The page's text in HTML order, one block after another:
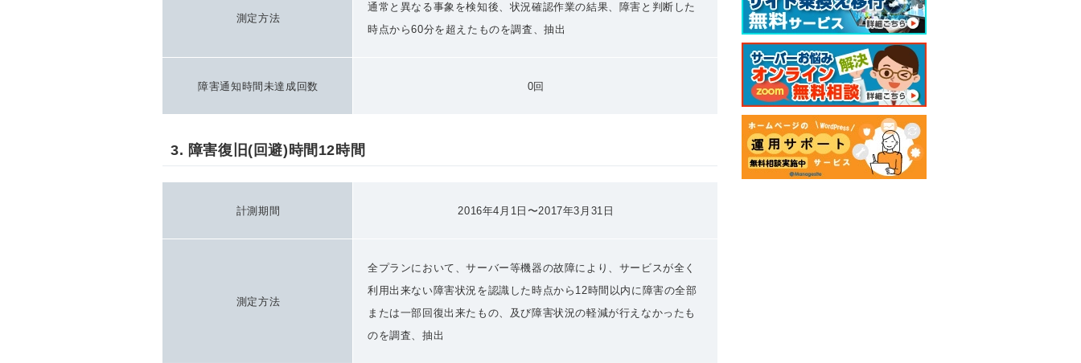
測定方法
通常と異なる事象を検知後、状況確認作業の結果、障害と判断した
時点から60分を超えたものを調査、抽出
障害通知時間 未達成回数 0回
3. 障害復旧(回避)時間12時間
計測期間 2016年4月1日〜2017年3月31日
測定方法
全プランにおいて、サーバー等機器の故障により、サービスが全く
利用出来ない障害状況を認識した時点から12時間以内に障害の全部
または一部回復出来たもの、及び障害状況の軽減が行えなかったも
のを調査、抽出